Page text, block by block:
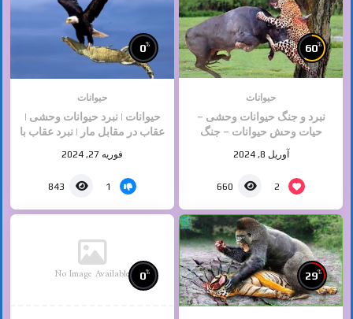
60%
حیوانات
نبرد و جنگ حیوانات وحشی –
حیات وحش حیوانات – جنگ
خطرناک حیوانات
آوریل 8, 2024
2
660
0%
حیوانات
حیوانات | نبرد حیوانات وحشی |
عقاب در مقابل مار | نبرد عقاب با
فوریه 27, 2024
1
843
29%
No Image Available 0%